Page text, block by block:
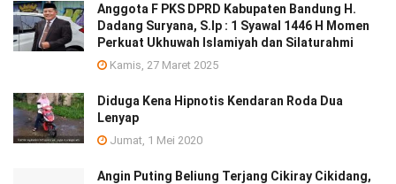
Anggota F PKS DPRD Kabupaten Bandung H.
Dadang Suryana, S.Ip : 1 Syawal 1446 H Momen
Perkuat Ukhuwah Islamiyah dan Silaturahmi
Kamis, 27 Maret 2025
Diduga Kena Hipnotis Kendaran Roda Dua
Lenyap
Jumat, 1 Mei 2020
Angin Puting Beliung Terjang Cikiray Cikidang,